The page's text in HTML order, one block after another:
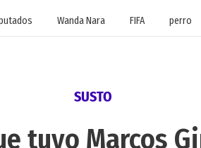
Wanda Nara FIFA perro
SUSTO
tuvo Marcos